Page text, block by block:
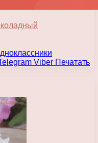
Viber Печатать